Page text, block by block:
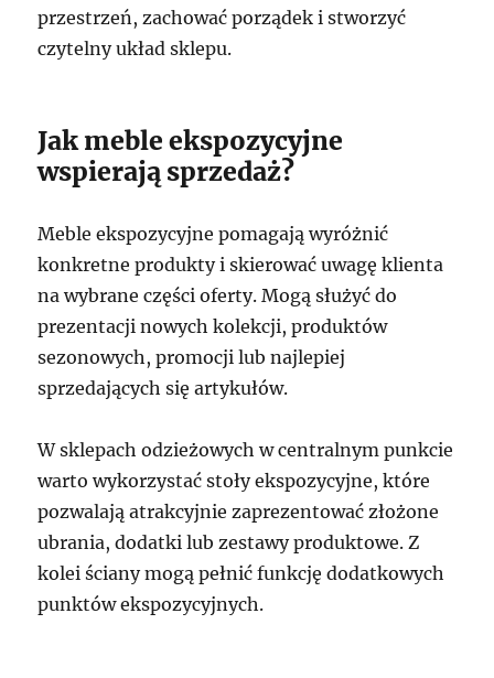
przestrzeń, zachować porządek i stworzyć
czytelny układ sklepu.
Jak meble ekspozycyjne
wspierają sprzedaż?
Meble ekspozycyjne pomagają wyróżnić
konkretne produkty i skierować uwagę klienta
na wybrane części oferty. Mogą służyć do
prezentacji nowych kolekcji, produktów
sezonowych, promocji lub najlepiej
sprzedających się artykułów.
W sklepach odzieżowych w centralnym punkcie
warto wykorzystać stoły ekspozycyjne, które
pozwalają atrakcyjnie zaprezentować złożone
ubrania, dodatki lub zestawy produktowe. Z
kolei ściany mogą pełnić funkcję dodatkowych
punktów ekspozycyjnych.